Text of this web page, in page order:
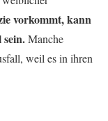
vorkommt, kann
Manche
weil es in ihren